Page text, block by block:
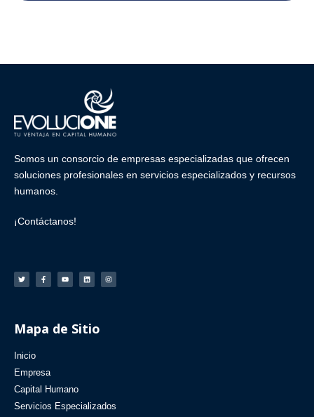
Somos un consorcio de empresas especializadas que ofrecen
soluciones profesionales en servicios especializados y recursos
humanos
¡Contáctanos!
Mapa de Sitio
Inicio
Empresa
Capital Humano
Servicios Especializados